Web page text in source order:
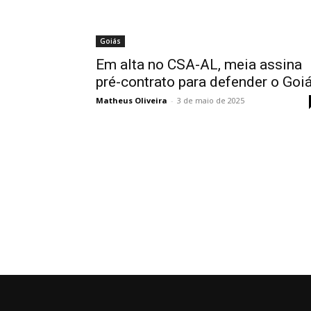
Goiás
Em alta no CSA-AL, meia assina
pré-contrato para defender o
Matheus Oliveira - 3 de maio de 2025